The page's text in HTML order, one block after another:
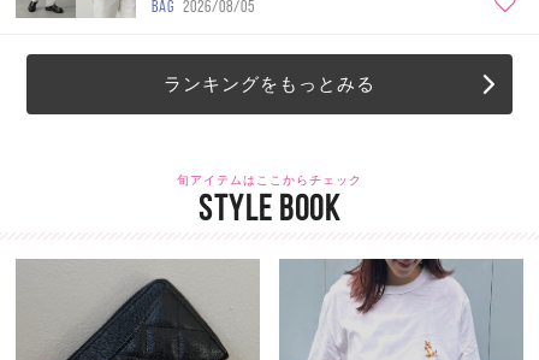
BAG 2026/08/05
ランキングをもっとみる
旬アイテムはここからチェック
STYLE BOOK